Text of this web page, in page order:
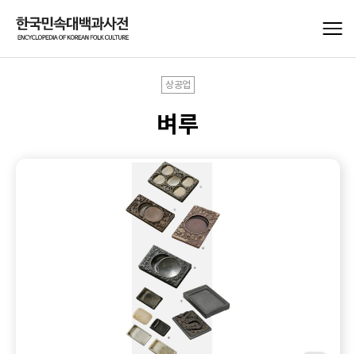
상공업
벼루